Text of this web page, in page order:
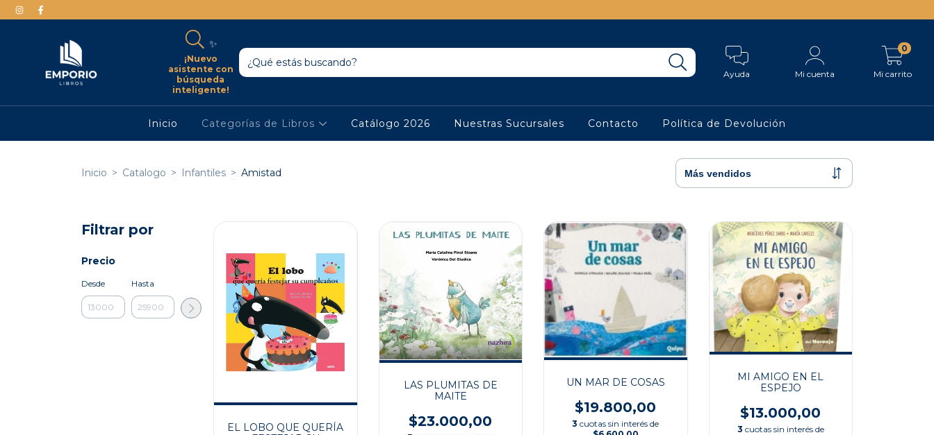
✨
¡Nuevo
asistente con
búsqueda
inteligente!
Ayuda Mi cuenta Mi carrito
0
Inicio Categorías de Libros Catálogo 2026 Nuestras Sucursales Contacto Política de Devolución
Inicio > Catalogo > Infantiles > Amistad
Filtrar por
Precio
Desde Hasta
EL LOBO QUE QUERÍA
LAS PLUMITAS DE
MAITE
$23.000,00
UN MAR DE COSAS
$19.800,00
3 cuotas sin interés de
MI AMIGO EN EL
ESPEJO
$13.000,00
3 cuotas sin interés de